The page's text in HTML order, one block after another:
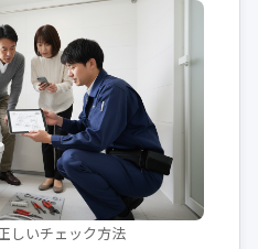
しいチェック方法